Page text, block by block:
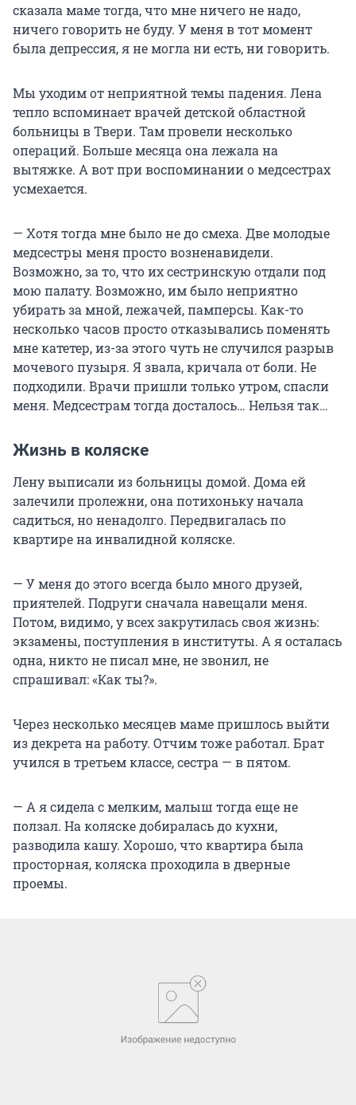
сказала маме тогда, что мне ничего не надо,
ничего говорить не буду. У меня в тот момент
была депрессия, я не могла ни есть, ни говорить.
Мы уходим от неприятной темы падения. Лена
тепло вспоминает врачей детской областной
больницы в Твери. Там провели несколько
операций. Больше месяца она лежала на
вытяжке. А вот при воспоминании о медсестрах
усмехается.
— Хотя тогда мне было не до смеха. Две молодые
медсестры меня просто возненавидели.
Возможно, за то, что их сестринскую отдали под
мою палату. Возможно, им было неприятно
убирать за мной, лежачей, памперсы. Как-то
несколько часов просто отказывались поменять
мне катетер, из-за этого чуть не случился разрыв
мочевого пузыря. Я звала, кричала от боли. Не
подходили. Врачи пришли только утром, спасли
меня. Медсестрам тогда досталось… Нельзя так…
Жизнь в коляске
Лену выписали из больницы домой. Дома ей
залечили пролежни, она потихоньку начала
садиться, но ненадолго. Передвигалась по
квартире на инвалидной коляске.
— У меня до этого всегда было много друзей,
приятелей. Подруги сначала навещали меня.
Потом, видимо, у всех закрутилась своя жизнь:
экзамены, поступления в институты. А я осталась
одна, никто не писал мне, не звонил, не
спрашивал: «Как ты?».
Через несколько месяцев маме пришлось выйти
из декрета на работу. Отчим тоже работал. Брат
учился в третьем классе, сестра — в пятом.
— А я сидела с мелким, малыш тогда еще не
ползал. На коляске добиралась до кухни,
разводила кашу. Хорошо, что квартира была
просторная, коляска проходила в дверные
проемы.